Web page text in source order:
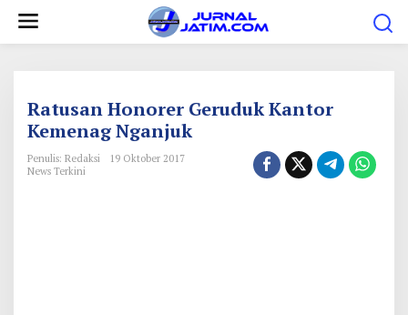
Ratusan Honorer Geruduk Kantor
Kemenag Nganjuk
Penulis: Redaksi
19 Oktober 2017
News Terkini